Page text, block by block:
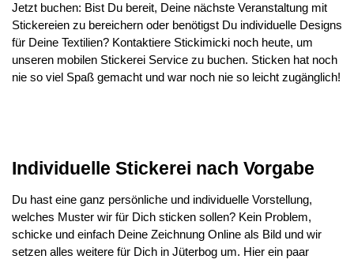
Jetzt buchen: Bist Du bereit, Deine nächste Veranstaltung mit
Stickereien zu bereichern oder benötigst Du individuelle Designs
für Deine Textilien? Kontaktiere Stickimicki noch heute, um
unseren mobilen Stickerei Service zu buchen. Sticken hat noch
nie so viel Spaß gemacht und war noch nie so leicht zugänglich!
Individuelle Stickerei nach Vorgabe
Du hast eine ganz persönliche und individuelle Vorstellung,
welches Muster wir für Dich sticken sollen? Kein Problem,
schicke und einfach Deine Zeichnung Online als Bild und wir
setzen alles weitere für Dich in Jüterbog um. Hier ein paar